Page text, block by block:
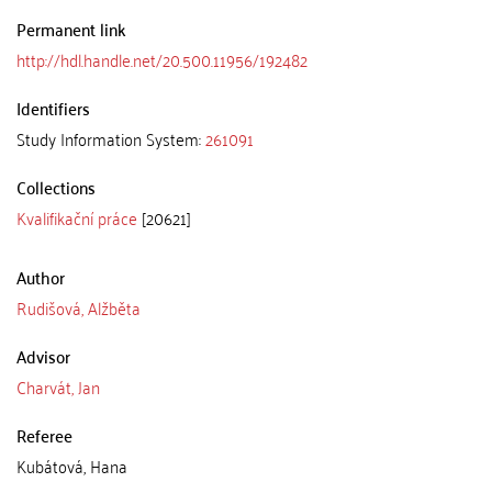
Permanent link
http://hdl.handle.net/20.500.11956/192482
Identifiers
Study Information System:261091
Collections
Kvalifikační práce [20621]
Author
Rudišová, Alžběta
Advisor
Charvát, Jan
Referee
Kubátová, Hana